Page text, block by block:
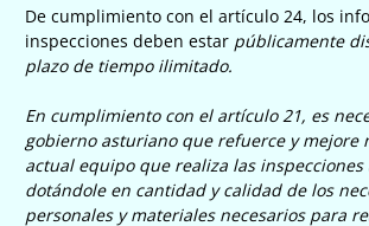
De cumplimiento con el artículo 24, los
inspecciones deben estar públicamente
plazo de tiempo ilimitado.
En cumplimiento con el artículo 21, es
gobierno asturiano que refuerce y mejore
actual equipo que realiza las inspecciones
dotándole en cantidad y calidad de los
personales y materiales necesarios para